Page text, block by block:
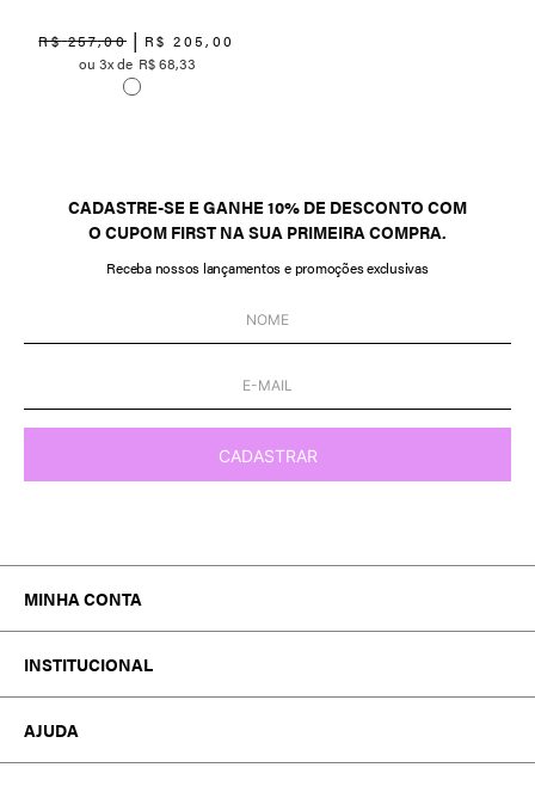
R$ 257,00 R$ 205, 00
3
R$68,33
CADASTRE-SE E GANHE 10% DE DESCONTO COM
O CUPOM FIRST NA SUA PRIMEIRA COMPRA.
Receba nossos lançamentos e promoções exclusivas
CADASTRAR
MINHA CONTA
MINHA CONTA
TROCA E DEVOLUÇÃO
INSTITUCIONAL
ATACADO
TRABALHE CONOSCO
AJUDA